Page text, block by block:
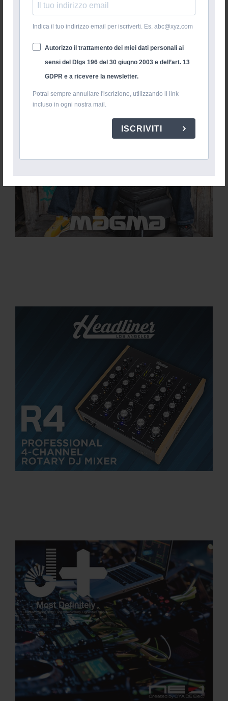
Indica il tuo indirizzo email per iscriverti. Es. abc@xyz.com
Autorizzo il trattamento dei miei dati personali ai
sensi del Dlgs 196 del 30 giugno 2003 e dell’art. 13
GDPR e a ricevere la newsletter.
Potrai sempre annullare l'iscrizione, utilizzando il link
incluso in ogni nostra mail.
ISCRIVITI